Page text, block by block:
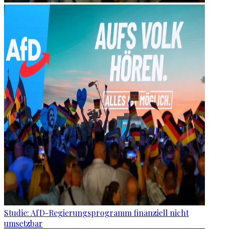
Studie: AfD-Regierungsprogramm finanziell nicht
umsetzbar